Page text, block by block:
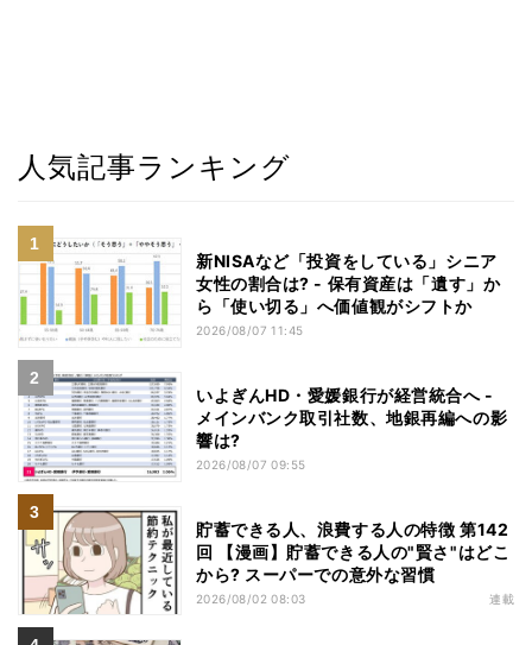
人気記事ランキング
新NISAなど「投資をしている」シニア
女性の割合は? - 保有資産は「遺す」か
ら「使い切る」へ価値観がシフトか
2026/08/07 11:45
いよぎんHD・愛媛銀行が経営統合へ -
メインバンク取引社数、地銀再編への影
響は?
2026/08/07 09:55
貯蓄できる人、浪費する人の特徴 第142
回 【漫画】貯蓄できる人の"賢さ"はどこ
から? スーパーでの意外な習慣
2026/08/02 08:03 連載